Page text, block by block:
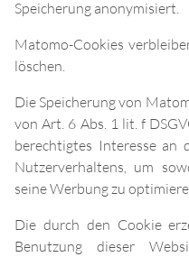
Speicherung anonymisiert.
Matomo-Cookies
löschen.
Die Speicherung von
von Art. 6 Abs. 1 lit. f
berechtigtes Interesse an
Nutzerverhaltens, um
seine Werbung zu
Die durch den Cookie
Benutzung dieser